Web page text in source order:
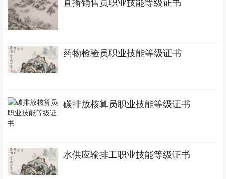
直播销售员职业技能等级证书
药物检验员职业技能等级证书
碳排放核算员职业技能等级证书
水供应输排工职业技能等级证书